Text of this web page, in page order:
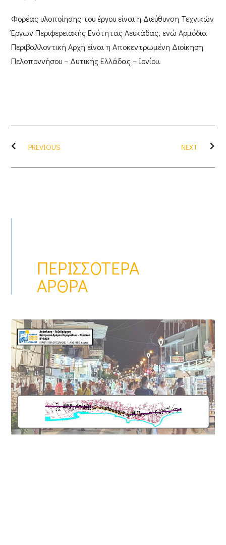
Φορέας υλοποίησης του έργου είναι η Διεύθυνση Τεχνικών
Έργων Περιφερειακής Ενότητας Λευκάδας, ενώ Αρμόδια
Περιβαλλοντική Αρχή είναι ηΑποκεντρωμένη Διοίκηση
Πελοποννήσου – Δυτικής Ελλάδας – Ιονίου.
PREVIOUS NEXT
ΠΕΡΙΣΣΌΤΕΡΑ
ΆΡΘΡΑ